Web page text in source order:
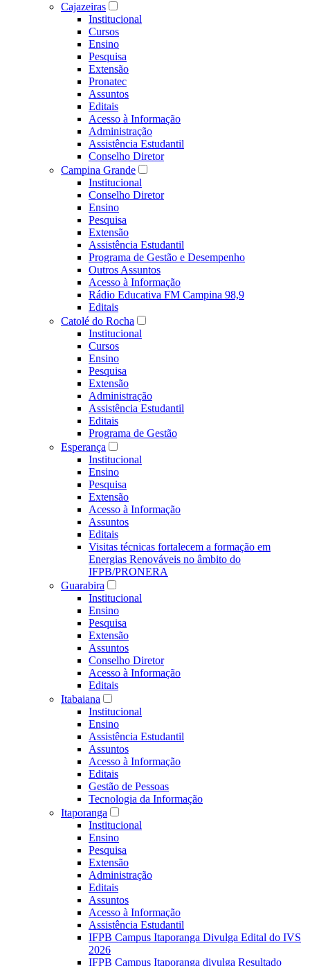
Cajazeiras
Institucional
Cursos
Ensino
Pesquisa
Extensão
Pronatec
Assuntos
Editais
Acesso à Informação
Administração
Assistência Estudantil
Conselho Diretor
Campina Grande
Institucional
Conselho Diretor
Ensino
Pesquisa
Extensão
Assistência Estudantil
Programa de Gestão e Desempenho
Outros Assuntos
Acesso à Informação
Rádio Educativa FM Campina 98,9
Editais
Catolé do Rocha
Institucional
Cursos
Ensino
Pesquisa
Extensão
Administração
Assistência Estudantil
Editais
Programa de Gestão
Esperança
Institucional
Ensino
Pesquisa
Extensão
Acesso à Informação
Assuntos
Editais
Visitas técnicas fortalecem a formação em
Energias Renováveis no âmbito do
IFPB/PRONERA
Guarabira
Institucional
Ensino
Pesquisa
Extensão
Assuntos
Conselho Diretor
Acesso à Informação
Editais
Itabaiana
Institucional
Ensino
Assistência Estudantil
Assuntos
Acesso à Informação
Editais
Gestão de Pessoas
Tecnologia da Informação
Itaporanga
Institucional
Ensino
Pesquisa
Extensão
Administração
Editais
Assuntos
Acesso à Informação
Assistência Estudantil
IFPB Campus Itaporanga Divulga Edital do IVS
2026
IFPB Campus Itaporanga divulga Resultado